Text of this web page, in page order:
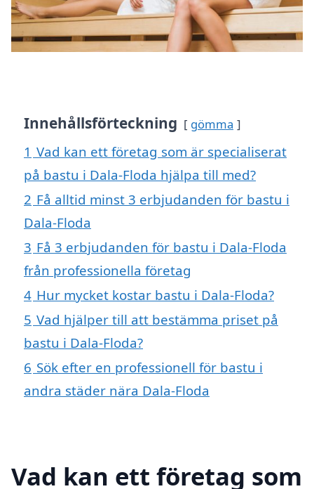
Innehållsförteckning gömma
1 Vad kan ett företag som är specialiserat
på bastu i Dala-Floda hjälpa till med?
2 Få alltid minst 3 erbjudanden för bastu i
Dala-Floda
3 Få 3 erbjudanden för bastu i Dala-Floda
från professionella företag
4 Hur mycket kostar bastu i Dala-Floda?
5 Vad hjälper till att bestämma priset på
bastu i Dala-Floda?
6 Sök efter en professionell för bastu i
andra städer nära Dala-Floda
Vad kan ett företag som